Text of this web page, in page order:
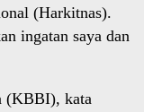
(Harkitnas).
ingatan saya dan
(KBBI), kata